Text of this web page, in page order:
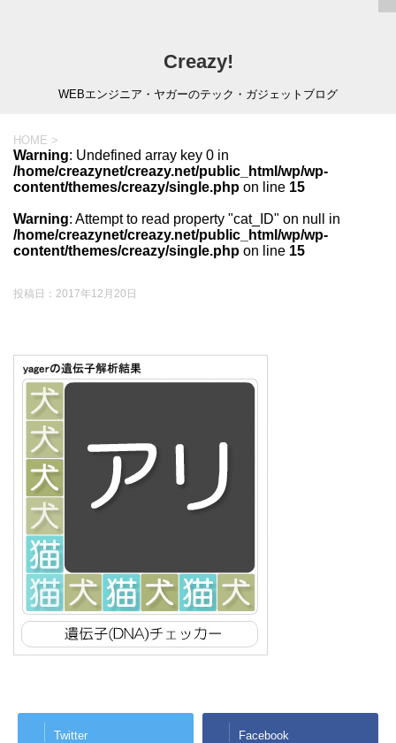
Creazy!
WEBエンジニア・ヤガーのテック・ガジェットブログ
HOME >
Warning: Undefined array key 0 in
/home/creazynet/creazy.net/public_html/wp/wp-
content/themes/creazy/single.php on line 15
Warning: Attempt to read property "cat_ID" on null in
/home/creazynet/creazy.net/public_html/wp/wp-
content/themes/creazy/single.php on line 15
投稿日： 2017年12月20日
Twitter Facebook